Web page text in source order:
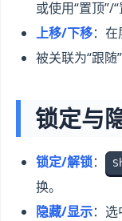
或使用“置顶”/
上移/下移：
被关联为“跟随
锁定与
锁定/解锁：
换。
隐藏/显示：